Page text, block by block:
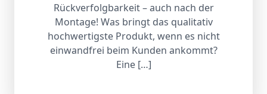
Rückverfolgbarkeit – auch nach der
Montage! Was bringt das qualitativ
hochwertigste Produkt, wenn es nicht
einwandfrei beim Kunden ankommt?
Eine […]